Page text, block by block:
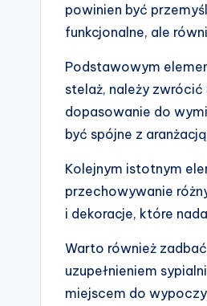
powinien być
funkcjonalne, ale
Podstawowym
stelaż, należy
dopasowanie do
być spójne z
Kolejnym istotnym
przechowywanie
i dekoracje, które
Warto również
uzupełnieniem
miejscem do